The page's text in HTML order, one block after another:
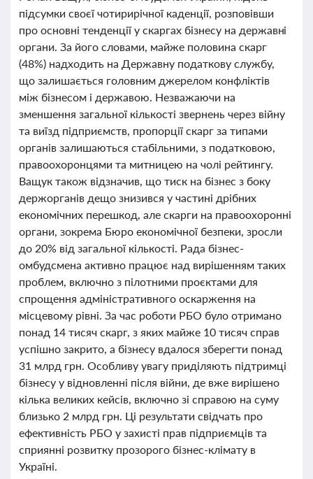
підсумки своєї чотирирічної каденції, розповівши
про основні тенденції у скаргах бізнесу на державні
органи. За його словами, майже половина скарг
(48%) надходить на Державну податкову службу,
що залишається головним джерелом конфліктів
між бізнесом і державою. Незважаючи на
зменшення загальної кількості звернень через війну
та виїзд підприємств, пропорції скарг за типами
органів залишаються стабільними, з податковою,
правоохоронцями та митницею на чолі рейтингу.
Ващук також відзначив, що тиск на бізнес з боку
держорганів дещо знизився у частині дрібних
економічних перешкод, але скарги на правоохоронні
органи, зокрема Бюро економічної безпеки, зросли
до 20% від загальної кількості. Рада бізнес-
омбудсмена активно працює над вирішенням таких
проблем, включно з пілотними проєктами для
спрощення адміністративного оскарження на
місцевому рівні. За час роботи РБО було отримано
понад 14 тисяч скарг, з яких майже 10 тисяч справ
успішно закрито, а бізнесу вдалося зберегти понад
31 млрд грн. Особливу увагу приділяють підтримці
бізнесу у відновленні після війни, де вже вирішено
кілька великих кейсів, включно зі справою на суму
близько 2 млрд грн. Ці результати свідчать про
ефективність РБО у захисті прав підприємців та
сприянні розвитку прозорого бізнес-клімату в
Україні.